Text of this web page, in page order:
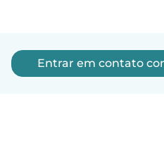
Entrar em contato